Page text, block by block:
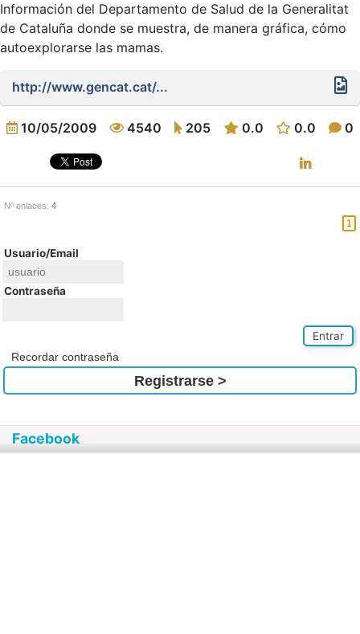
Información del Departamento de Salud de la Generalitat
de Cataluña donde se muestra, de manera gráfica, cómo
autoexplorarse las mamas.
http://www.gencat.cat/...
10/05/2009 4540 205 0.0 0.0 0
Nº enlaces: 4
1
Usuario/Email
Contraseña
Entrar
Recordar contraseña
Registrarse >
Facebook